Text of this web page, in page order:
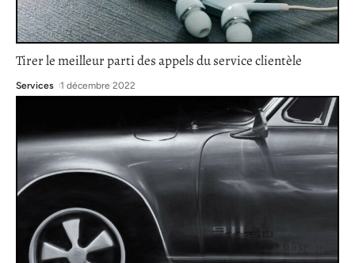
Tirer le meilleur parti des appels du service clientèle
Services 1 décembre 2022